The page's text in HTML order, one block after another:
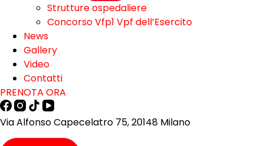
Strutture ospedaliere
Concorso Vfp1 Vpf dell’Esercito
News
Gallery
Video
Contatti
PRENOTA ORA
Via Alfonso Capecelatro 75, 20148 Milano